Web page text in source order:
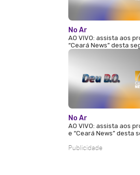
No Ar
AO VIVO: assista aos
“Ceará News” desta
No Ar
AO VIVO: assista aos
e “Ceará News” desta
Publicidade